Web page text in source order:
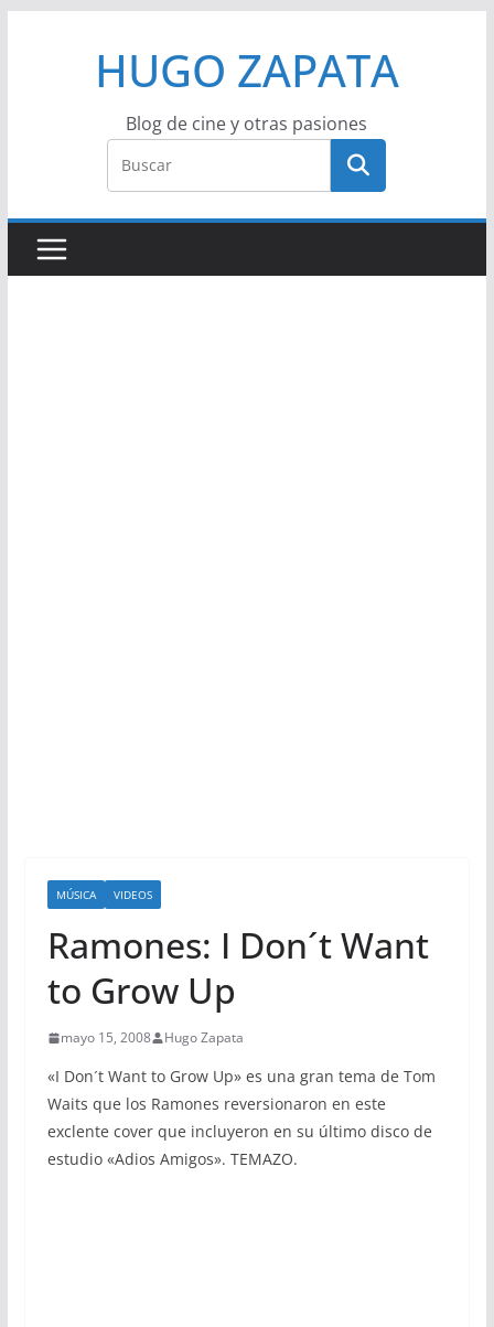
HUGO ZAPATA
Blog de cine y otras pasiones
MÚSICA VIDEOS
Ramones: I Don´t Want
to Grow Up
mayo 15, 2008 Hugo Zapata
«I Don´t Want to Grow Up» es una gran tema de Tom
Waits que los Ramones reversionaron en este
exclente cover que incluyeron en su último disco de
estudio «Adios Amigos». TEMAZO.